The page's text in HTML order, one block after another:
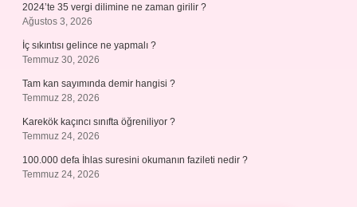
2024’te 35 vergi dilimine ne zaman girilir ?
Ağustos 3, 2026
İç sıkıntısı gelince ne yapmalı ?
Temmuz 30, 2026
Tam kan sayımında demir hangisi ?
Temmuz 28, 2026
Karekök kaçıncı sınıfta öğreniliyor ?
Temmuz 24, 2026
100.000 defa İhlas suresini okumanın fazileti nedir ?
Temmuz 24, 2026